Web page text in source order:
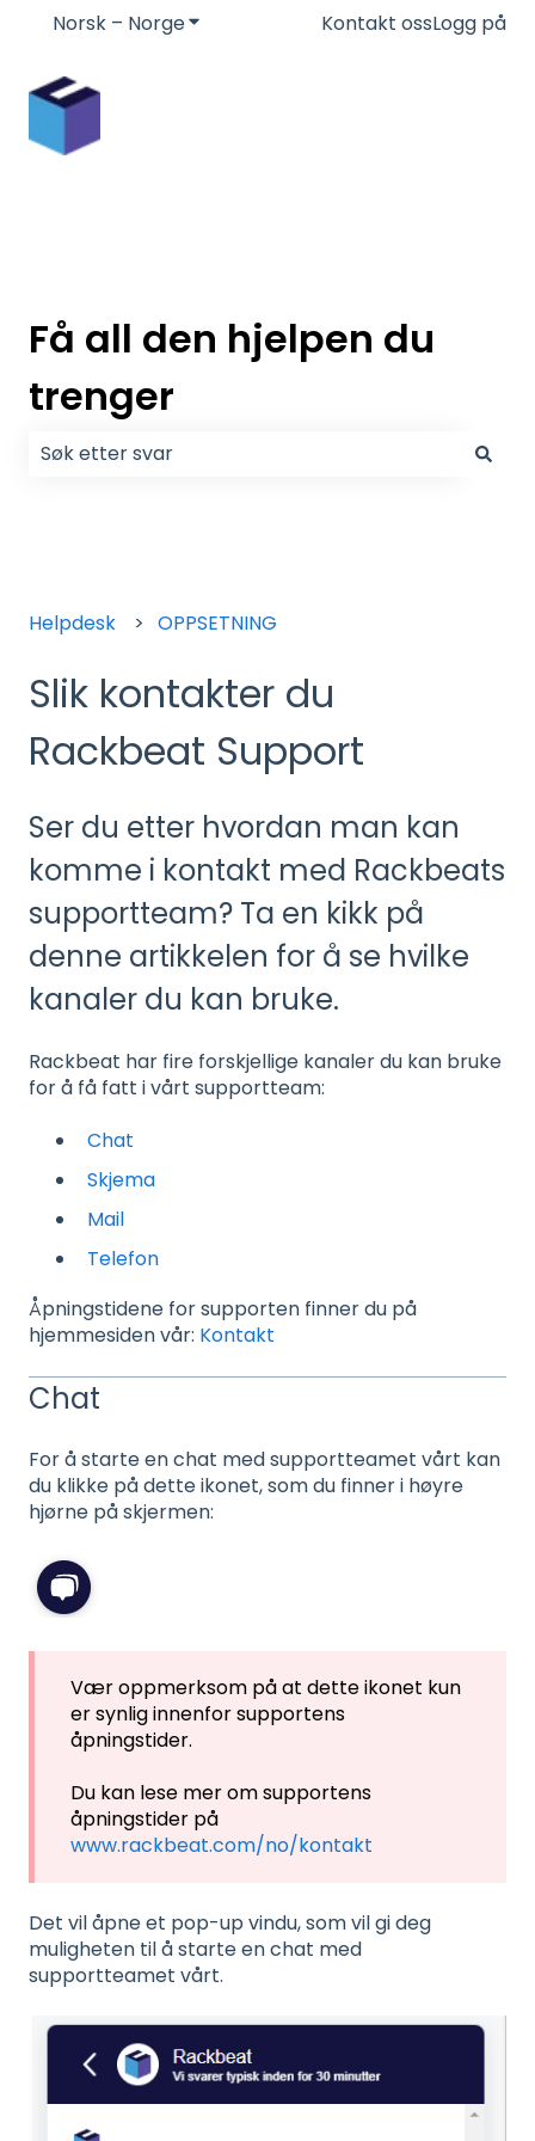
Norsk – NorgeVis undermeny for oversettelser
Kontakt ossLogg på
Få all den hjelpen du
trenger
Helpdesk OPPSETNING
Slik kontakter du
Rackbeat Support
Ser du etter hvordan man kan
komme i kontakt med Rackbeats
supportteam? Ta en kikk på
denne artikkelen for å se hvilke
kanaler du kan bruke.
Rackbeat har fire forskjellige kanaler du kan bruke
for å få fatt i vårt supportteam:
Chat
Skjema
Mail
Telefon
Åpningstidene for supporten finner du på
hjemmesiden vår: Kontakt
Chat
For å starte en chat med supportteamet vårt kan
du klikke på dette ikonet, som du finner i høyre
hjørne på skjermen:
Vær oppmerksom på at dette ikonet kun
er synlig innenfor supportens
åpningstider.
Du kan lese mer om supportens
åpningstider på
www.rackbeat.com/no/kontakt
Det vil åpne et pop-up vindu, som vil gi deg
muligheten til å starte en chat med
supportteamet vårt.